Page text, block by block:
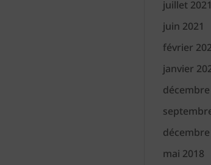
juillet 2021
juin 2021
février
janvier
mai 2018